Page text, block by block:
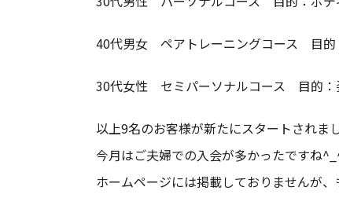
40代男女 ペアトレーニングコース 目的
30代女性 セミパーソナルコース 目的：
以上9名のお客様が新たにスタートされまし
今月はご夫婦での入会が多かったですね
ホームページには掲載しておりませんが